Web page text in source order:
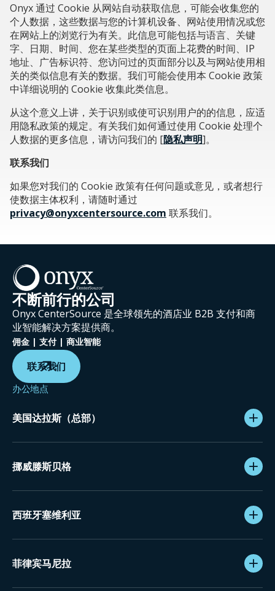
Onyx 通过 Cookie 从网站自动获取信息，可能会收集您的
个人数据，这些数据与您的计算机设备、网站使用情况或您
在网站上的浏览行为有关。此信息可能包括与语言、关键
字、日期、时间、您在某些类型的页面上花费的时间、IP
地址、广告标识符、您访问过的页面部分以及与网站使用相
关的类似信息有关的数据。我们可能会使用本 Cookie 政策
中详细说明的 Cookie 收集此类信息。
从这个意义上讲，关于识别或使可识别用户的的信息，应适
用隐私政策的规定。有关我们如何通过使用 Cookie 处理个
人数据的更多信息，请访问我们的 [隐私声明]。
联系我们
如果您对我们的 Cookie 政策有任何问题或意见，或者想行
使数据主体权利，请随时通过
privacy@onyxcentersource.com 联系我们。
不断前行的公司
Onyx CenterSource 是全球领先的酒店业 B2B 支付和商
业智能解决方案提供商。
佣金 | 支付 | 商业智能
联系我们
办公地点
美国达拉斯（总部）
挪威滕斯贝格
西班牙塞维利亚
菲律宾马尼拉